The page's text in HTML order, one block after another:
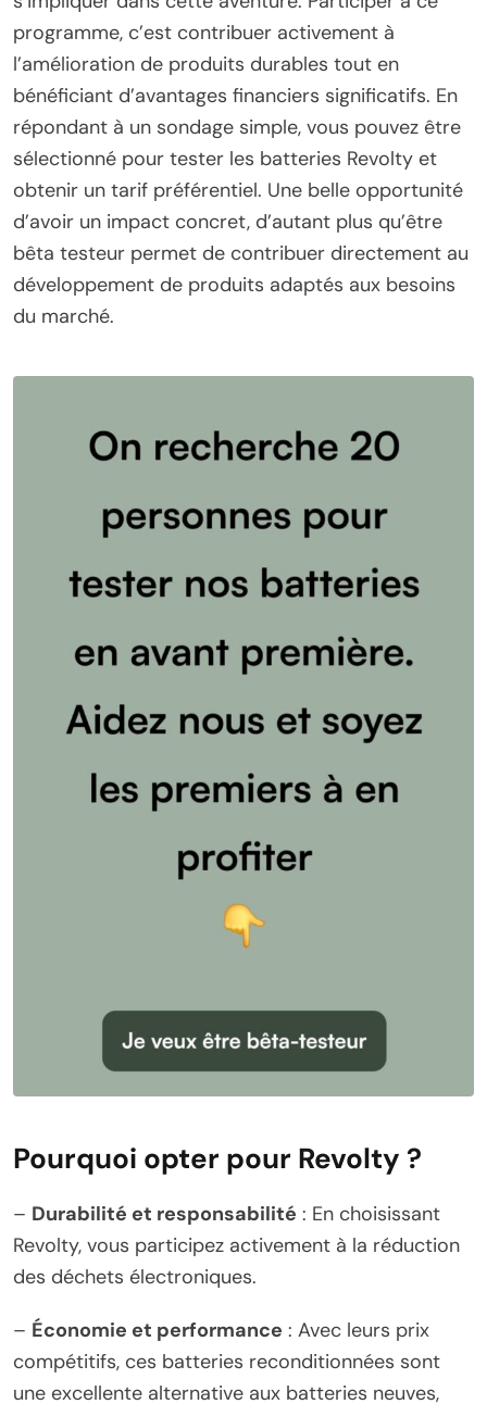
programme, c’est contribuer activement à
l’amélioration de produits durables tout en
bénéficiant d’avantages financiers significatifs. En
répondant à un sondage simple, vous pouvez être
sélectionné pour tester les batteries Revolty et
obtenir un tarif préférentiel. Une belle opportunité
d’avoir un impact concret, d’autant plus qu’être
bêta testeur permet de contribuer directement au
développement de produits adaptés aux besoins
du marché.
Pourquoi opter pour Revolty ?
– Durabilité et responsabilité : En choisissant
Revolty, vous participez activement à la réduction
des déchets électroniques.
– Économie et performance : Avec leurs prix
compétitifs, ces batteries reconditionnées sont
une excellente alternative aux batteries neuves,